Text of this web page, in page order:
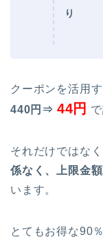
り
クーポンを活用
440円⇒ 44円
それだけではな
係なく、上限金
います。
とてもお得な90